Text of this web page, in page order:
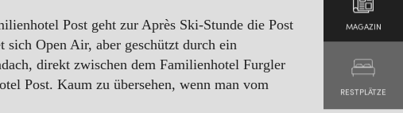
MAGAZIN
RESTPLÄTZE
Post geht zur Après Ski-Stunde die Post
sich Open Air, aber geschützt durch ein
direkt zwischen dem Familienhotel Furgler
Post. Kaum zu übersehen, wenn man vom